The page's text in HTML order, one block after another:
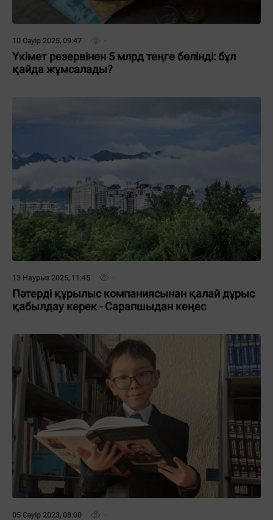
10 Сәуір 2025, 09:47
Үкімет резервінен 5 млрд теңге бөлінді: бұл
қайда жұмсалады?
13 Наурыз 2025, 11:45
Пәтерді құрылыс компаниясынан қалай дұрыс
қабылдау керек - Сарапшыдан кеңес
05 Сәуір 2023, 08:00